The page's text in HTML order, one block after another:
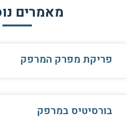
מאמרים
פריקת מפרק המרפק
בורסיטיס במרפק